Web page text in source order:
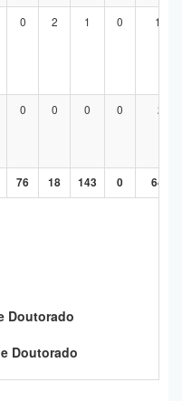
0 2 1 0 14
0 0 0 0 2
76 18 143 0 646
Doutorado
Doutorado